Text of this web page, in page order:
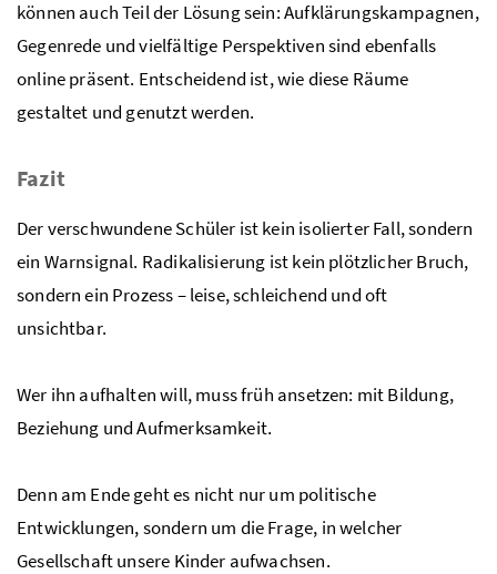
können auch Teil der Lösung sein: Aufklärungskampagnen,
Gegenrede und vielfältige Perspektiven sind ebenfalls
online präsent. Entscheidend ist, wie diese Räume
gestaltet und genutzt werden.
Fazit
Der verschwundene Schüler ist kein isolierter Fall, sondern
ein Warnsignal. Radikalisierung ist kein plötzlicher Bruch,
sondern ein Prozess – leise, schleichend und oft
unsichtbar.
Wer ihn aufhalten will, muss früh ansetzen: mit Bildung,
Beziehung und Aufmerksamkeit.
Denn am Ende geht es nicht nur um politische
Entwicklungen, sondern um die Frage, in welcher
Gesellschaft unsere Kinder aufwachsen.